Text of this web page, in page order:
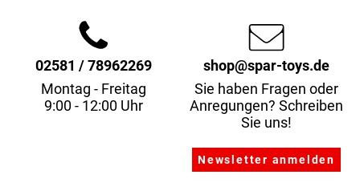
02581 / 78962269
Montag - Freitag
9:00 - 12:00 Uhr
shop@spar-toys.de
Sie haben Fragen oder
Anregungen? Schreiben
Sie uns!